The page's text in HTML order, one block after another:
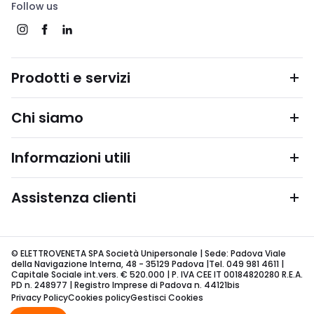
Follow us
Prodotti e servizi
Chi siamo
Informazioni utili
Assistenza clienti
© ELETTROVENETA SPA Società Unipersonale | Sede: Padova Viale
della Navigazione Interna, 48 - 35129 Padova |Tel. 049 981 4611 |
Capitale Sociale int.vers. € 520.000 | P. IVA CEE IT 00184820280 R.E.A.
PD n. 248977 | Registro Imprese di Padova n. 44121bis
Privacy PolicyCookies policyGestisci Cookies